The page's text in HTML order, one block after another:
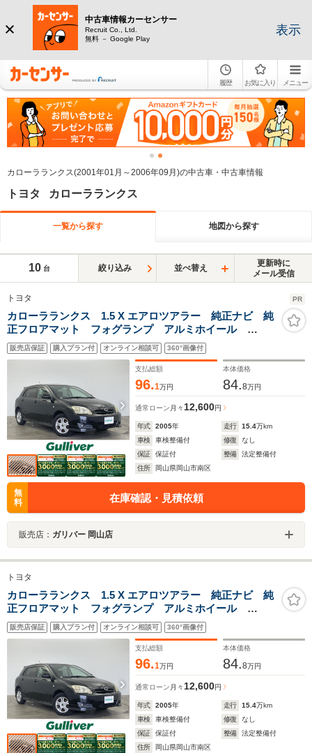
中古車情報カーセンサー
Recruit Co., Ltd.
無料 － Google Play
表示
履歴 お気に入り メニュー
カローラランクス(2001年01月～2006年09月)の中古車・中古車情報
トヨタ カローラランクス
一覧から探す 地図から探す
10 台 絞り込み 並べ替え
更新時に
メール受信
トヨタ PR
カローラランクス 1.5 X エアロツアラー 純正ナビ 純
正フロアマット フォグランプ アルミホイール
ETC 純正ハロゲンライト オートライト 電動格納ミ
ラー
販売店保証 購入プラン付 オンライン相談可 360°画像付
支払総額
96.1万円
本体価格
84.8万円
通常ローン 月々12,600円
年式 2005年 走行 15.4万km
車検
車検整備付 修復
なし
保証
保証付 整備
法定整備付
住所
岡山県岡山市南区
無
料
在庫確認・見積依頼
販売店： ガリバー 岡山店
トヨタ
カローラランクス 1.5 X エアロツアラー 純正ナビ 純
正フロアマット フォグランプ アルミホイール
ETC 純正ハロゲンライト オートライト 電動格納ミ
ラー
販売店保証 購入プラン付 オンライン相談可 360°画像付
支払総額
96.1万円
本体価格
84.8万円
通常ローン 月々12,600円
年式 2005年 走行 15.4万km
車検
車検整備付 修復
なし
保証
保証付 整備
法定整備付
住所
岡山県岡山市南区